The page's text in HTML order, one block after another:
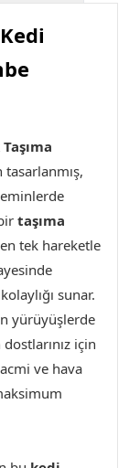
taşıma
tek hareketle
sunar.
yürüyüşlerde
için
ve hava